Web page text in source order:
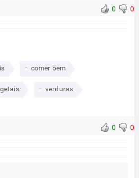
0 0
comer bem
verduras
0 0